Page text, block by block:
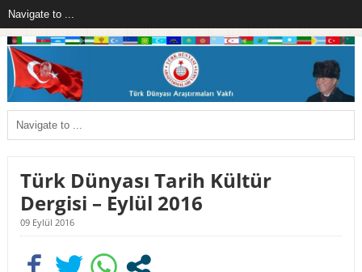
Türk Dünyası Tarih Kültür
Dergisi – Eylül 2016
09 Eylül 2016